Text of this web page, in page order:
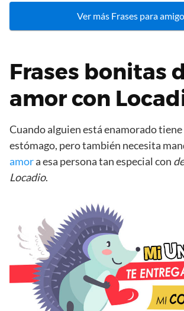
Ver más Frases para
Frases bonitas
amor con
Cuando alguien está enamorado tiene
estómago, pero también necesita
amora esa persona tan especial con
Locadio.